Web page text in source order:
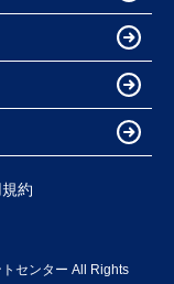
約
センター All Rights